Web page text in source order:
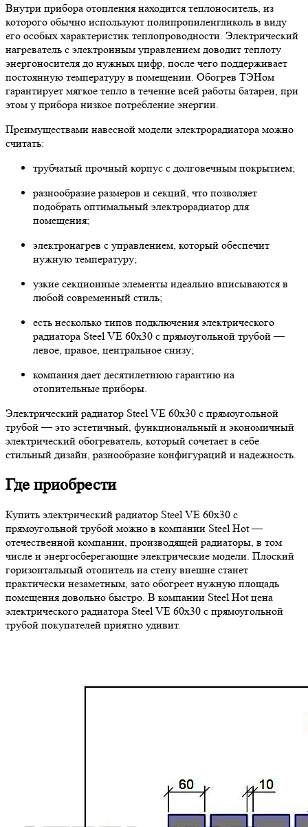
Внутри прибора отопления находится теплоноситель, из
которого обычно используют полипропиленгликоль в виду
его особых характеристик теплопроводности. Электрический
нагреватель с электронным управлением доводит теплоту
энергоносителя до нужных цифр, после чего поддерживает
постоянную температуру в помещении. Обогрев ТЭНом
гарантирует мягкое тепло в течение всей работы батареи, при
этом у прибора низкое потребление энергии.
Преимуществами навесной модели электрорадиатора можно
считать:
трубчатый прочный корпус с долговечным покрытием;
разнообразие размеров и секций, что позволяет
подобрать оптимальный электрорадиатор для
помещения;
электронагрев с управлением, который обеспечит
нужную температуру;
узкие секционные элементы идеально вписываются в
любой современный стиль;
есть несколько типов подключения электрического
радиатора Steel VE 60х30 с прямоугольной трубой —
левое, правое, центральное снизу;
компания дает десятилетнюю гарантию на
отопительные приборы.
Электрический радиатор Steel VE 60х30 с прямоугольной
трубой — это эстетичный, функциональный и экономичный
электрический обогреватель, который сочетает в себе
стильный дизайн, разнообразие конфигураций и надежность.
Где приобрести
Купить электрический радиатор Steel VE 60х30 с
прямоугольной трубой можно в компании Steel Hot —
отечественной компании, производящей радиаторы, в том
числе и энергосберегающие электрические модели. Плоский
горизонтальный отопитель на стену внешне станет
практически незаметным, зато обогреет нужную площадь
помещения довольно быстро. В компании Steel Hot цена
электрического радиатора Steel VE 60х30 с прямоугольной
трубой покупателей приятно удивит.